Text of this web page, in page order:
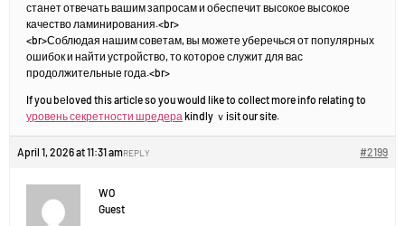
станет отвечать вашим запросам и обеспечит высокое высокое
качество ламинирования.<br>
<br>Соблюдая нашим советам, вы можете уберечься от популярных
ошибок и найти устройство, то которое служит для вас
продолжительные года.<br>
If you bеloved this artіcle so you would like to collect more info relating to
уровень секретности шредера kindly ｖiѕit our site.
April 1, 2026 at 11:31 am #2199
REPLY
WO
Guest